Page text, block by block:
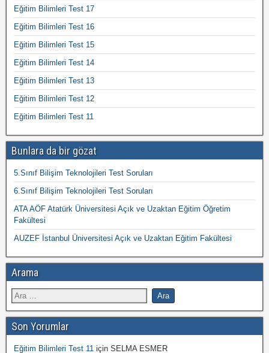
Eğitim Bilimleri Test 17
Eğitim Bilimleri Test 16
Eğitim Bilimleri Test 15
Eğitim Bilimleri Test 14
Eğitim Bilimleri Test 13
Eğitim Bilimleri Test 12
Eğitim Bilimleri Test 11
Bunlara da bir gözat
5.Sınıf Bilişim Teknolojileri Test Soruları
6.Sınıf Bilişim Teknolojileri Test Soruları
ATA AÖF Atatürk Üniversitesi Açık ve Uzaktan Eğitim Öğretim
Fakültesi
AUZEF İstanbul Üniversitesi Açık ve Uzaktan Eğitim Fakültesi
Arama
Son Yorumlar
Eğitim Bilimleri Test 11 için SELMA ESMER